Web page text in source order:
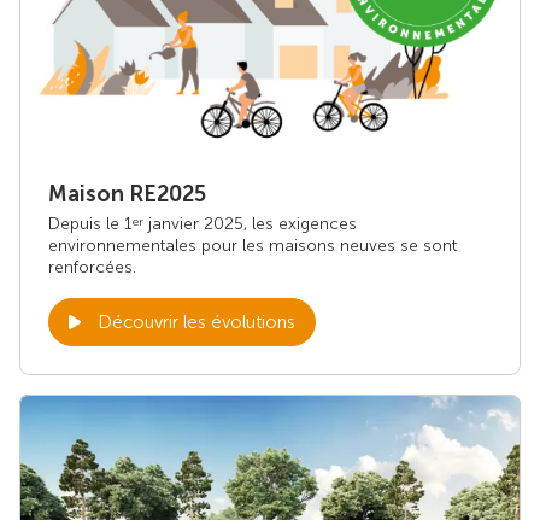
Maison RE2025
Depuis le 1er janvier 2025, les exigences
environnementales pour les maisons neuves se sont
renforcées.
Découvrir les évolutions